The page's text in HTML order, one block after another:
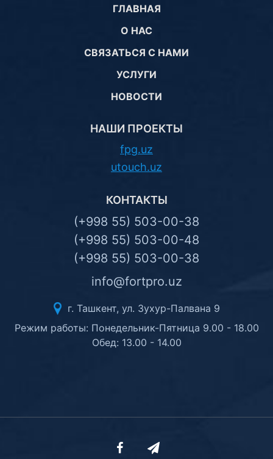
ГЛАВНАЯ
О НАС
СВЯЗАТЬСЯ С НАМИ
УСЛУГИ
НОВОСТИ
НАШИ ПРОЕКТЫ
fpg.uz
utouch.uz
КОНТАКТЫ
(+998 55) 503-00-38
(+998 55) 503-00-48
(+998 55) 503-00-38
info@fortpro.uz
г. Ташкент, ул. Зухур-Палвана 9
Режим работы: Понедельник-Пятница 9.00 - 18.00
Обед: 13.00 - 14.00